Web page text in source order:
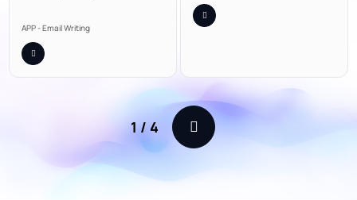
APP - Email Writing
1 / 4